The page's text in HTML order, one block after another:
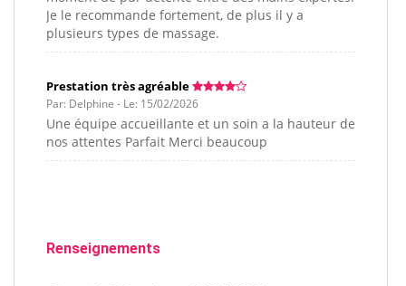
Je le recommande fortement, de plus il y a
plusieurs types de massage.
Prestation très agréable
Par: Delphine - Le: 15/02/2026
Une équipe accueillante et un soin a la hauteur de
nos attentes Parfait Merci beaucoup
Renseignements